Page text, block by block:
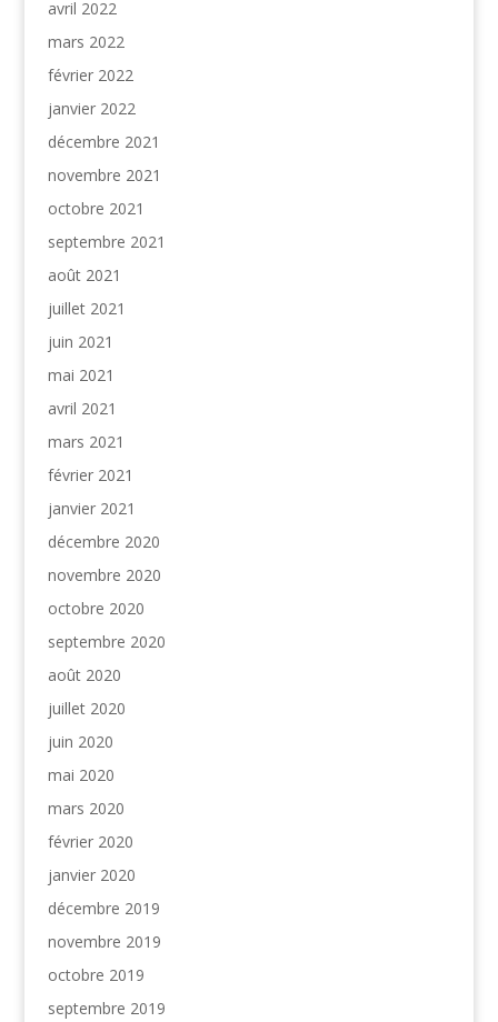
avril 2022
mars 2022
février 2022
janvier 2022
décembre 2021
novembre 2021
octobre 2021
septembre 2021
août 2021
juillet 2021
juin 2021
mai 2021
avril 2021
mars 2021
février 2021
janvier 2021
décembre 2020
novembre 2020
octobre 2020
septembre 2020
août 2020
juillet 2020
juin 2020
mai 2020
mars 2020
février 2020
janvier 2020
décembre 2019
novembre 2019
octobre 2019
septembre 2019